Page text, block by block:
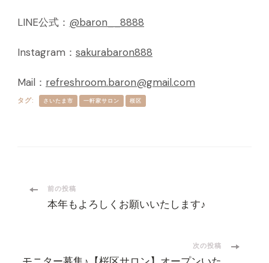
LINE公式： @baron__8888
Instagram： sakurabaron888
Mail： refreshroom.baron@gmail.com
タグ: さいたま市 一軒家サロン 桜区
投
ナ
前の投稿
本年もよろしくお願いいたします♪
次の投稿